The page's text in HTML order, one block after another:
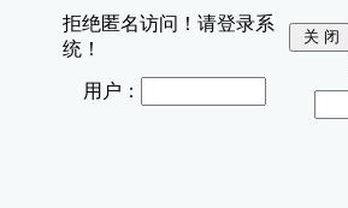
拒绝匿名访问！请登录系
统！
用户：